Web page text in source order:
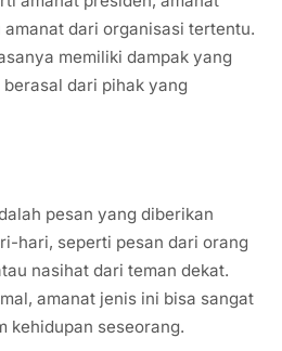
amanat dari organisasi tertentu.
memiliki dampak yang
dari pihak yang
pesan yang diberikan
hari, seperti pesan dari orang
nasihat dari teman dekat.
amanat jenis ini bisa sangat
kehidupan seseorang.